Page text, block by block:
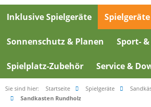
Inklusive Spielgeräte Spielgeräte
Sonnenschutz & Planen Sport-
Spielplatz-Zubehör Service &
Sie sind hier: Startseite Spielgeräte
Sandkasten Rundholz